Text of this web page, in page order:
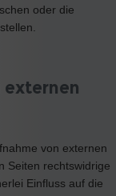
oder die
externen
von externen
Seiten rechtswidrige
Einfluss auf die